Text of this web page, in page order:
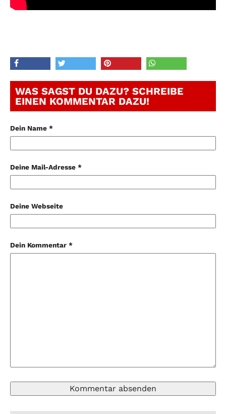
WAS SAGST DU DAZU? SCHREIBE
EINEN KOMMENTAR DAZU!
Dein Name *
Deine Mail-Adresse *
Deine Webseite
Dein Kommentar *